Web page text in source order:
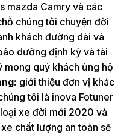
mazda Camry và các
chúng tôi chuyện đời
khách đường dài và
dưỡng định kỳ và tài
mong quý khách ủng hộ
giới thiệu đơn vị khác
tôi là inova Fotuner
xe đời mới 2020 và
chất lượng an toàn sẽ